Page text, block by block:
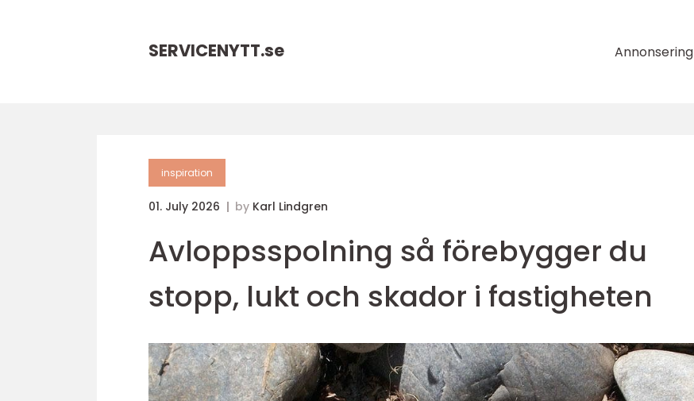
SERVICENYTT.se Annonsering
inspiration
01. July 2026 by Karl Lindgren
Avloppsspolning så förebygger du
stopp, lukt och skador i fastigheten